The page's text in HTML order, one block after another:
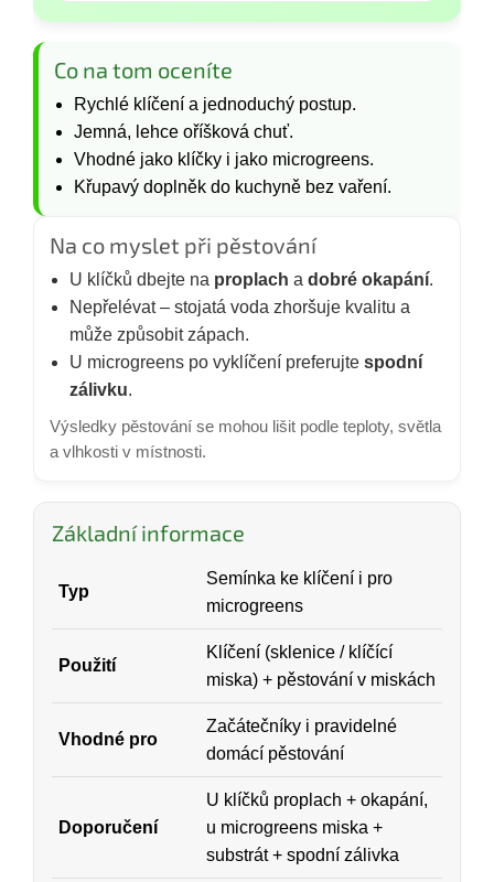
Co na tom oceníte
Rychlé klíčení a jednoduchý postup.
Jemná, lehce oříšková chuť.
Vhodné jako klíčky i jako microgreens.
Křupavý doplněk do kuchyně bez vaření.
Na co myslet při pěstování
U klíčků dbejte na proplach a dobré okapání.
Nepřelévat – stojatá voda zhoršuje kvalitu a
může způsobit zápach.
U microgreens po vyklíčení preferujte spodní
zálivku.
Výsledky pěstování se mohou lišit podle teploty, světla
a vlhkosti v místnosti.
Základní informace
Typ
Semínka ke klíčení i pro
microgreens
Použití
Klíčení (sklenice / klíčící
miska) + pěstování v miskách
Vhodné pro
Začátečníky i pravidelné
domácí pěstování
Doporučení
U klíčků proplach + okapání,
u microgreens miska +
substrát + spodní zálivka